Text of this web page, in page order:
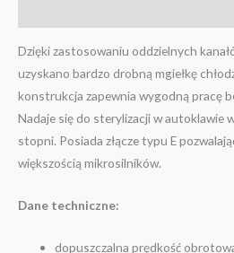
Dzięki zastosowaniu oddzielnych
uzyskano bardzo drobną mgiełkę
konstrukcja zapewnia wygodną pracę
Nadaje się do sterylizacji w autoklawie
stopni. Posiada złącze typu E
większością mikrosilników.
Dane techniczne:
dopuszczalna prędkość